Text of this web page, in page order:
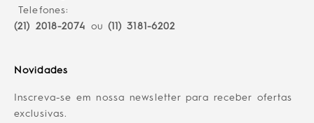
Telefones:
(21) 2018-2074
ou (11) 3181-6202
Novidades
Inscreva-se em nossa newsletter para receber ofertas
exclusivas.